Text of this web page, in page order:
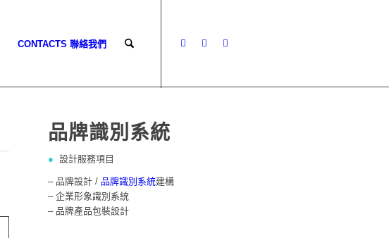
CONTACTS 聯絡我們
品牌識別系統
●設計服務項目
– 品牌設計 / 品牌識別系統建構
– 企業形象識別系統
– 品牌產品包裝設計